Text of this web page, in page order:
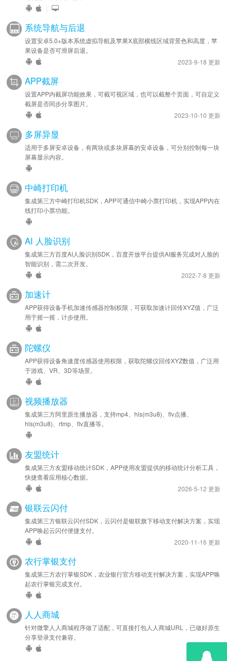
|
系统导航与后退
设置安卓5.0+版本系统虚拟导航及苹果X底部横线区域背景色和高度，苹
果设备是否可滑屏后退。
2023-9-18 更新
APP截屏
设置APP内截屏功能效果，可截可视区域，也可以截整个页面，可自定义
截屏是否同步分享图片。
2023-10-10 更新
多屏异显
适用于多屏安卓设备，有两块或多块屏幕的安卓设备，可分别控制每一块
屏幕显示内容。
中崎打印机
集成第三方中崎打印机SDK，APP可通信中崎小票打印机，实现APP内在
线打印小票功能。
AI 人脸识别
集成第三方百度AI人脸识别SDK，百度开放平台提供AI服务完成对人脸的
智能识别，需二次开发。
2022-7-8 更新
加速计
APP获得设备手机加速传感器控制权限，可获取加速计回传XYZ值，广泛
用于摇一摇，计步使用。
陀螺仪
APP获得设备角速度传感器使用权限，获取陀螺仪回传XYZ数值，广泛用
于游戏、VR、3D等场景。
视频播放器
集成第三方阿里原生播放器，支持mp4、hls(m3u8)、flv点播、
hls(m3u8)、rtmp、flv直播等。
友盟统计
集成第三方友盟移动统计SDK，APP使用友盟提供的移动统计分析工具，
快捷查看应用核心数据。
2026-5-12 更新
银联云闪付
集成第三方银联云闪付SDK，云闪付是银联旗下移动支付解决方案，实现
APP唤起云闪付便捷支付。
2020-11-16 更新
农行掌银支付
集成第三方农行掌银SDK，农业银行官方移动支付解决方案，实现APP唤
起农行掌银完成支付。
人人商城
针对微擎人人商城程序做了适配，可直接打包人人商城URL，已做好原生
分享登录支付兼容。